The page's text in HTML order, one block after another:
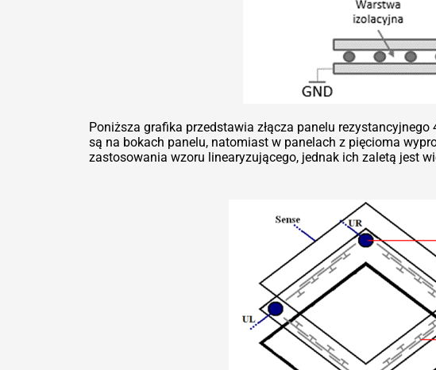
Poniższa grafika przedstawia złącza panelu
są na bokach panelu, natomiast w panelach z pięcioma
zastosowania wzoru linearyzującego, jednak ich zaletą jest